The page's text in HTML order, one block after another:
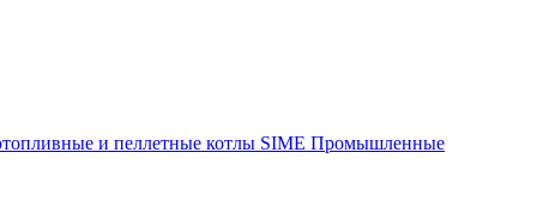
и пеллетные котлы SIME Промышленные